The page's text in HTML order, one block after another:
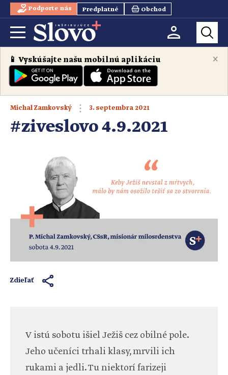
Podporte nás Predplatné Obchod
×
📱 Vyskúšajte našu mobilnú aplikáciu
Michal Zamkovský 3. septembra 2021
#ziveslovo 4.9.2021
Zdieľať
V istú sobotu išiel Ježiš cez obilné pole.
Jeho učeníci trhali klasy, mrvili ich
rukami a jedli. Tu niektorí farizeji